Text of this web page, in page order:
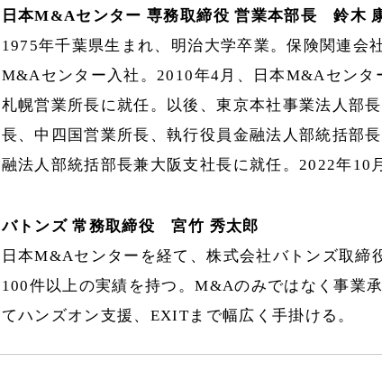
日本M&Aセンター 専務取締役 営業本部長 鈴木
1975年千葉県生まれ、明治大学卒業。保険関連会
M&Aセンター入社。2010年4月、日本M&Aセンタ
札幌営業所長に就任。以後、東京本社事業法人部
長、中四国営業所長、執行役員金融法人部統括部
融法人部統括部長兼大阪支社長に就任。2022年10
バトンズ 常務取締役 宮竹 秀太郎
日本M&Aセンターを経て、株式会社バトンズ取締
100件以上の実績を持つ。M&Aのみではなく事業
てハンズオン支援、EXITまで幅広く手掛ける。